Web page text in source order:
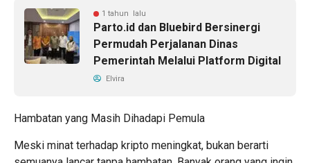
1 tahun lalu
Parto.id dan Bluebird Bersinergi
Permudah Perjalanan Dinas
Pemerintah Melalui Platform Digital
Elvira
Hambatan yang Masih Dihadapi Pemula
Meski minat terhadap kripto meningkat, bukan berarti